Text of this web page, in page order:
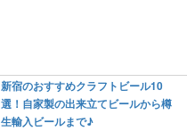
新宿のおすすめクラフトビール10
選！自家製の出来立てビールから樽
生輸入ビールまで♪